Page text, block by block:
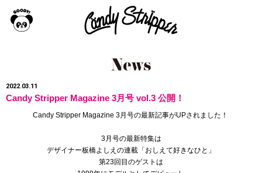
2022.03.11
Candy Stripper Magazine 3月号 vol.3 公開！
Candy Stripper Magazine 3月号の最新記事がUPされました！
3月号の最新特集は
デザイナー板橋よしえの連載 「おしえて好きなひと」
第23回目のゲストは